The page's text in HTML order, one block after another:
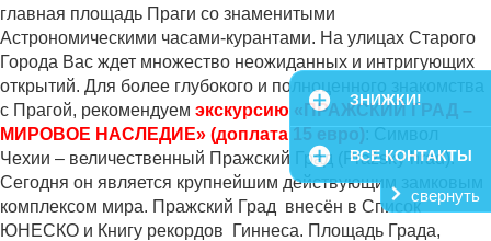
ЗНИЖКИ!
ВСЕ КОНТАКТЫ
свернуть
главная площадь Праги со знаменитыми
Астрономическими часами-курантами. На улицах Старого
Города Вас ждет множество неожиданных и интригующих
открытий. Для более глубокого и полноценного знакомства
с Прагой, рекомендуем экскурсию «ПРАЖСКИЙ ГРАД –
МИРОВОЕ НАСЛЕДИЕ» (доплата 15 евро)
Чехии – величественный Пражский Град (Pražský hrad).
Сегодня он является крупнейшим действующим замковым
комплексом мира. Пражский Град внесён в Список
ЮНЕСКО и Книгу рекордов Гиннеса. Площадь Града,